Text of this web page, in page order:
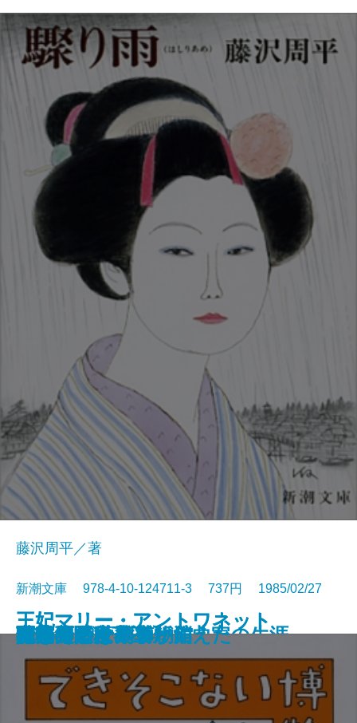
錦繍
天北原野〔上〕
天北原野〔下〕
バッハ―カラー版作曲家の生涯―
王妃マリー・アントワネット
〔上〕
王妃マリー・アントワネット
〔下〕
破船
もう一つの出会い
あほうがらす
驟り雨
藤沢周平／著
新潮文庫 978-4-10-124711-3 737円 1985/02/27
できそこない博物館
キャリー
夜光の階段〔上〕
夜光の階段〔下〕
ミステリー列車が消えた
鹿鳴館
真昼の悪魔
私の美の世界
日本のたくみ
開幕ベルは華やかに